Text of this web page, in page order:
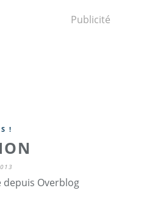
Publicité
!
depuis Overblog